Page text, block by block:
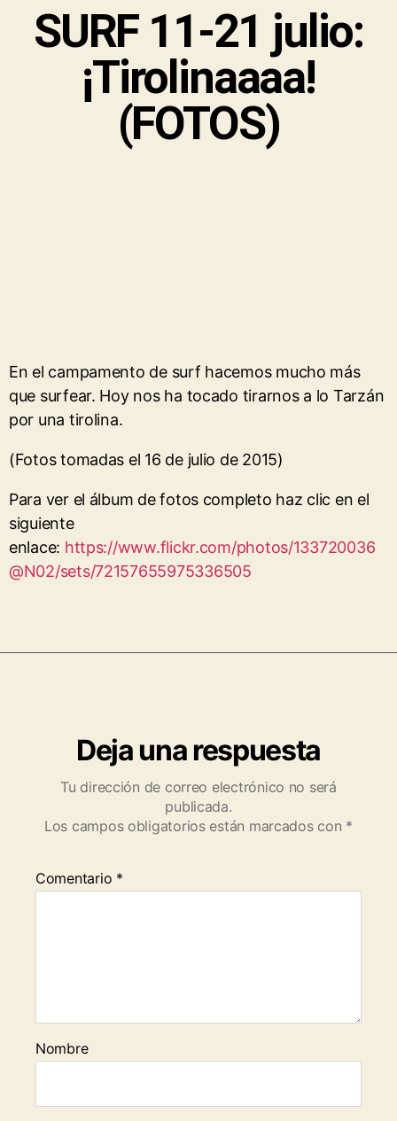
SURF 11-21 julio:
¡Tirolinaaaa!
(FOTOS)
En el campamento de surf hacemos mucho más
que surfear. Hoy nos ha tocado tirarnos a lo Tarzán
por una tirolina.
(Fotos tomadas el 16 de julio de 2015)
Para ver el álbum de fotos completo haz clic en el
siguiente
enlace: https://www.flickr.com/photos/133720036
@N02/sets/72157655975336505
Deja una respuesta
Tu dirección de correo electrónico no será
publicada.
Los campos obligatorios están marcados con *
Comentario *
Nombre